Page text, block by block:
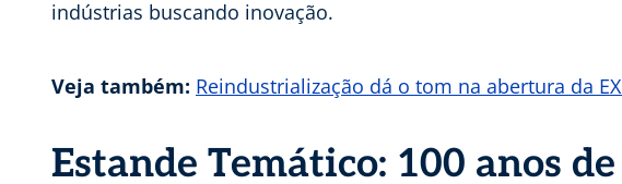
indústrias buscando inovação.
Veja também: Reindustrialização dá o tom na abertura da
Estande Temático: 100 anos